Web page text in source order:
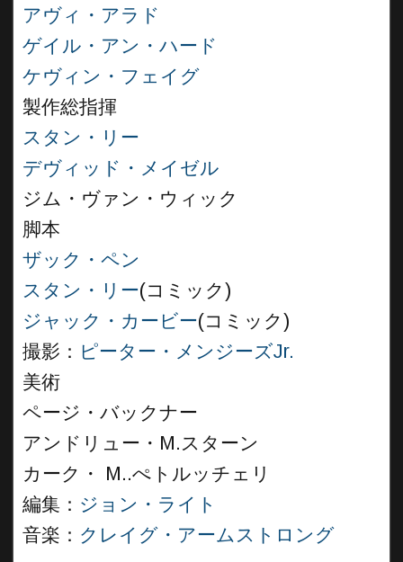
アヴィ・アラド
ゲイル・アン・ハード
ケヴィン・フェイグ
製作総指揮
スタン・リー
デヴィッド・メイゼル
ジム・ヴァン・ウィック
脚本
ザック・ペン
スタン・リー(コミック)
ジャック・カービー(コミック)
撮影： ピーター・メンジーズJr.
美術
ページ・バックナー
アンドリュー・M.スターン
カーク・ M..ぺトルッチェリ
編集： ジョン・ライト
音楽： クレイグ・アームストロング